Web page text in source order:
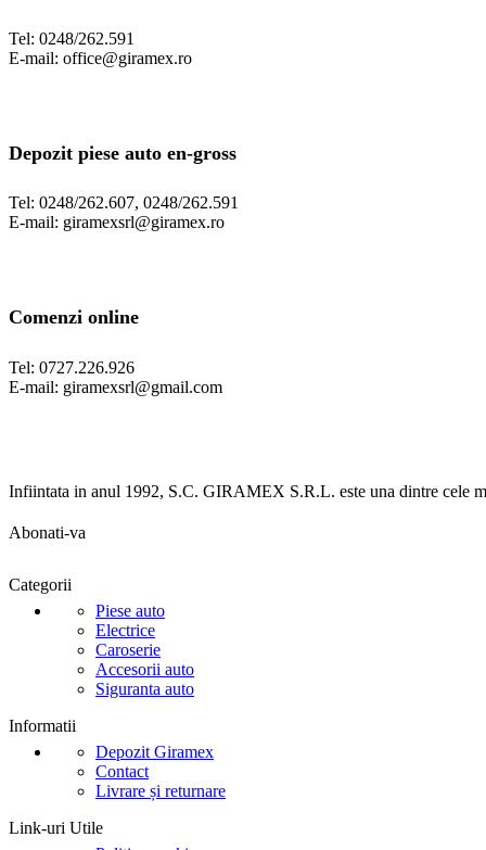
Tel: 0248/262.591
E-mail: office@giramex.ro
Depozit piese auto en-gross
Tel: 0248/262.607, 0248/262.591
E-mail: giramexsrl@giramex.ro
Comenzi online
Tel: 0727.226.926
E-mail: giramexsrl@gmail.com
Infiintata in anul 1992, S.C. GIRAMEX S.R.L. este una dintre cele
Abonati-va
Categorii
Piese auto
Electrice
Caroserie
Accesorii auto
Siguranta auto
Informatii
Depozit Giramex
Contact
Livrare și returnare
Link-uri Utile